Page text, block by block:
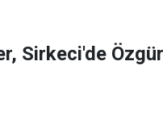
Sirkeci'de